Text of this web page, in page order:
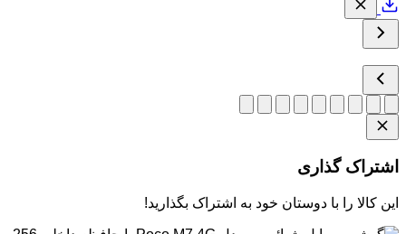
اشتراک گذاری
این کالا را با دوستان خود به اشتراک بگذارید!